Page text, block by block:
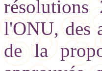
l'ONU, des
de la